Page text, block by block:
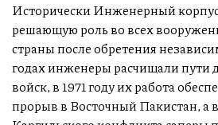
Исторически Инженерный
решающую роль во всех
страны после обретения
годах инженеры расчищали пути
войск, в 1971 году их работа
прорыв в Восточный Пакистан, а